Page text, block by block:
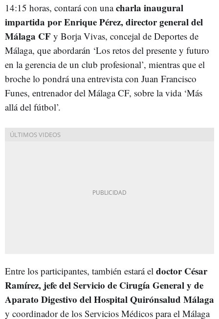
14:15 horas, contará con unacharla inaugural
impartida por Enrique Pérez, director general del
Málaga CF y Borja Vivas, concejal de Deportes de
Málaga, que abordarán ‘Los retos del presente y futuro
en la gerencia de un club profesional’, mientras que el
broche lo pondrá una entrevista con Juan Francisco
Funes, entrenador del Málaga CF, sobre la vida ‘Más
allá del fútbol’.
Entre los participantes, también estará el doctor César
Ramírez, jefe del Servicio de Cirugía General y de
Aparato Digestivo del Hospital Quirónsalud Málaga
y coordinador de los Servicios Médicos para el Málaga